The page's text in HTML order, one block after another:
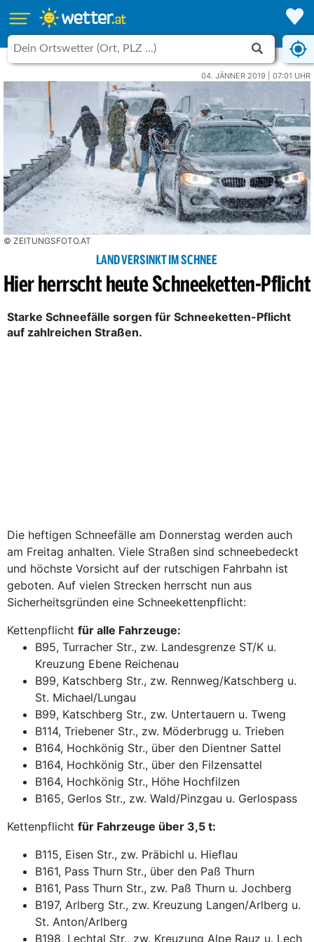
04. JÄNNER 2019 | 07:01 UHR
© ZEITUNGSFOTO.AT
LAND VERSINKT IM SCHNEE
Hier herrscht heute Schneeketten-Pflicht
Starke Schneefälle sorgen für Schneeketten-Pflicht
auf zahlreichen Straßen.
Die heftigen Schneefälle am Donnerstag werden auch
am Freitag anhalten. Viele Straßen sind schneebedeckt
und höchste Vorsicht auf der rutschigen Fahrbahn ist
geboten. Auf vielen Strecken herrscht nun aus
Sicherheitsgründen eine Schneekettenpflicht:
Kettenpflicht für alle Fahrzeuge:
B95, Turracher Str., zw. Landesgrenze ST/K u.
Kreuzung Ebene Reichenau
B99, Katschberg Str., zw. Rennweg/Katschberg u.
St. Michael/Lungau
B99, Katschberg Str., zw. Untertauern u. Tweng
B114, Triebener Str., zw. Möderbrugg u. Trieben
B164, Hochkönig Str., über den Dientner Sattel
B164, Hochkönig Str., über den Filzensattel
B164, Hochkönig Str., Höhe Hochfilzen
B165, Gerlos Str., zw. Wald/Pinzgau u. Gerlospass
Kettenpflicht für Fahrzeuge über 3,5 t:
B115, Eisen Str., zw. Präbichl u. Hieflau
B161, Pass Thurn Str., über den Paß Thurn
B161, Pass Thurn Str., zw. Paß Thurn u. Jochberg
B197, Arlberg Str., zw. Kreuzung Langen/Arlberg u.
St. Anton/Arlberg
B198, Lechtal Str., zw. Kreuzung Alpe Rauz u. Lech